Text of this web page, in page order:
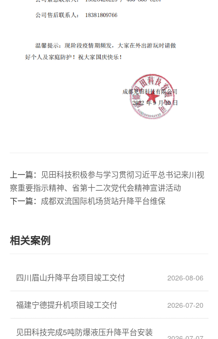
上一篇： 见田科技积极参与学习贯彻习近平总书记来川视
察重要指示精神、省第十二次党代会精神宣讲活动
下一篇： 成都双流国际机场货站升降平台维保
相关案例
四川眉山升降平台项目竣工交付 2026-08-06
福建宁德提升机项目竣工交付 2026-07-20
见田科技完成5吨防爆液压升降平台安装